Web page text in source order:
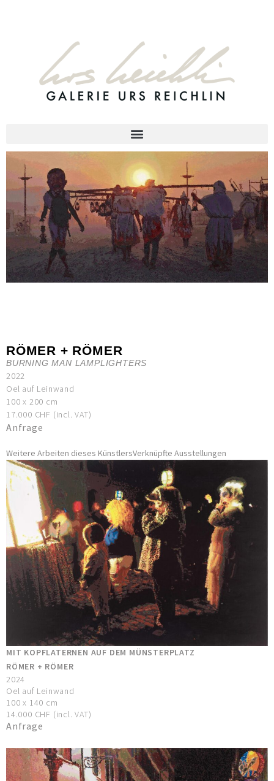
RÖMER + RÖMER
BURNING MAN LAMPLIGHTERS
2022
Oel auf Leinwand
100 x 200 cm
17.000 CHF (incl. VAT)
Anfrage
Weitere Arbeiten dieses KünstlersVerknüpfte Ausstellungen
MIT KOPFLATERNEN AUF DEM MÜNSTERPLATZ
RÖMER + RÖMER
2024
Oel auf Leinwand
100 x 140 cm
14.000 CHF (incl. VAT)
Anfrage